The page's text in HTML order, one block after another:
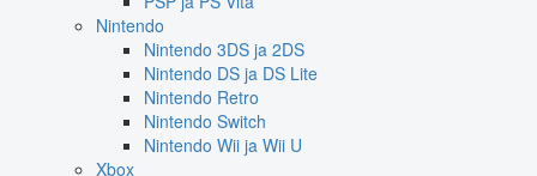
Nintendo
Nintendo 3DS ja 2DS
Nintendo DS ja DS Lite
Nintendo Retro
Nintendo Switch
Nintendo Wii ja Wii U
Xbox